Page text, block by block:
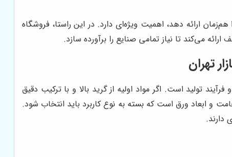
ارائه دهد، اهمیت ویژه‌ای دارد. در این راستا، فروشگاه
می‌کند تا نیاز تمامی صنایع را برآورده سازد.
تهران
تولید است. اگر مواد اولیه از گرید بالا و با ترکیب دقیق
ابعاد ورق است که بسته به نوع کاربرد باید انتخاب شود.
دارند.